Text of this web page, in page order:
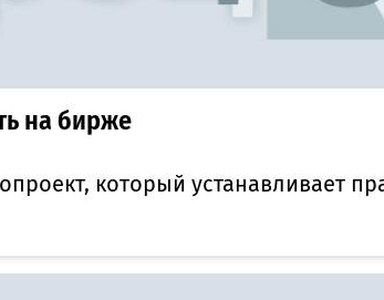
на бирже
который устанавливает